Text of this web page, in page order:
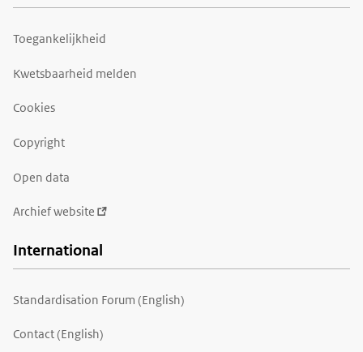
Toegankelijkheid
Kwetsbaarheid melden
Cookies
Copyright
Open data
Archief website
International
Standardisation Forum (English)
Contact (English)